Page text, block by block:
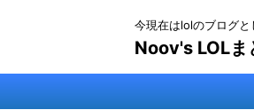
今現在はlolのブログ
Noov's LOLま